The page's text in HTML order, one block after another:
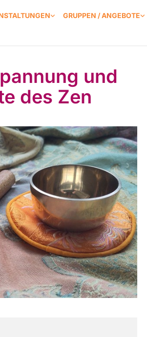
GRUPPEN / ANGEBOTE
und
des Zen